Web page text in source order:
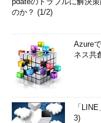
のか？ (1/2)
Azure
ネス共
「
3)